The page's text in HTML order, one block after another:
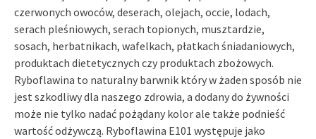
czerwonych owoców, deserach, olejach, occie, lodach,
serach pleśniowych, serach topionych, musztardzie,
sosach, herbatnikach, wafelkach, płatkach śniadaniowych,
produktach dietetycznych czy produktach zbożowych.
Ryboflawina to naturalny barwnik który w żaden sposób nie
jest szkodliwy dla naszego zdrowia, a dodany do żywności
może nie tylko nadać pożądany kolor ale także podnieść
wartość odżywczą. Ryboflawina E101 występuje jako